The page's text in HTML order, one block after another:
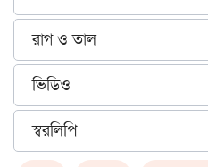
রাগ ও তাল
ভিডিও
স্বরলিপি